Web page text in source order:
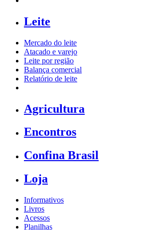
Leite
Mercado do leite
Atacado e varejo
Leite por região
Balança comercial
Relatório de leite
Agricultura
Encontros
Confina Brasil
Loja
Informativos
Livros
Acessos
Planilhas